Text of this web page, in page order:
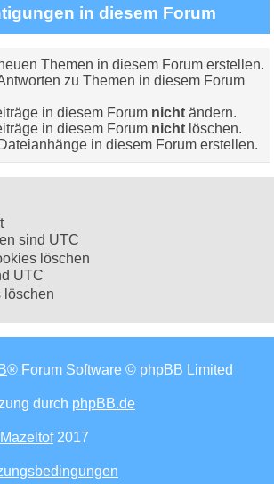
in diesem Forum
Themen in diesem Forum erstellen.
zu Themen in diesem Forum
in diesem Forum nicht ändern.
in diesem Forum nicht löschen.
Dateianhänge in diesem Forum erstellen.
sind UTC
löschen
UTC
löschen
® Forum Software © phpBB Limited
durch phpBB.de
Mazeltof2017